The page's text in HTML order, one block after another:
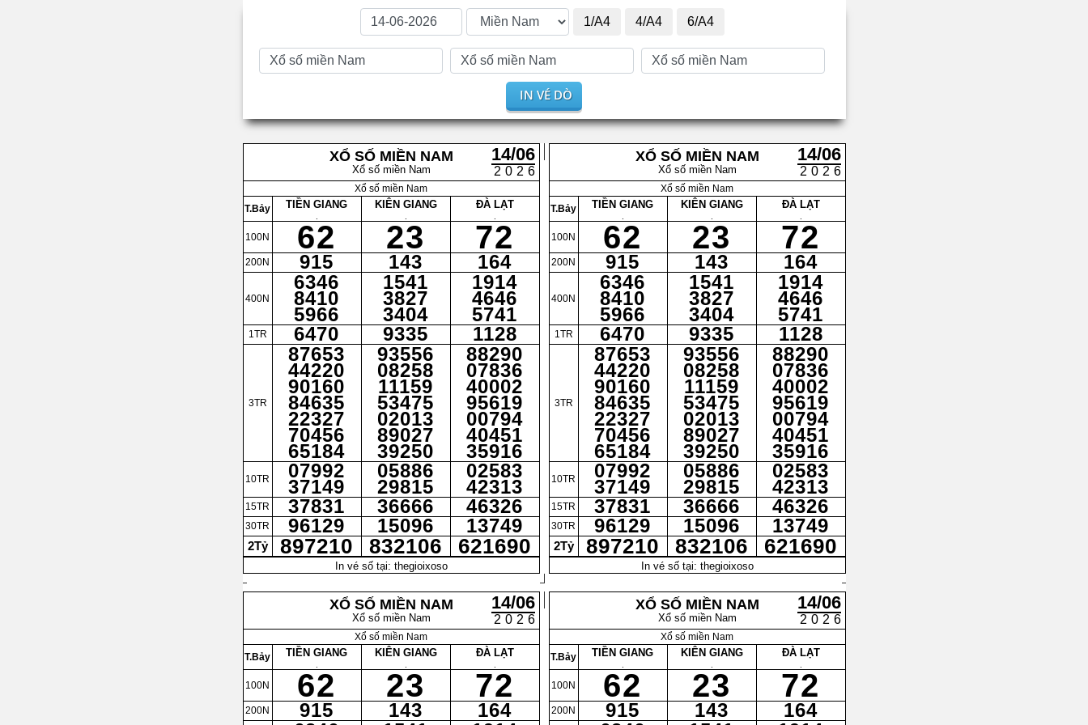
1/A4 4/A4 6/A4
IN VÉ DÒ
XỔ SỐ MIỀN NAM
Xổ số miền Nam
14/06
2026
Xổ số miền Nam
T.Bảy
100N
200N
400N
1TR
3TR
10TR
15TR
30TR
2Tỷ
TIỀN GIANG
62
915
6346
8410
5966
6470
87653
44220
90160
84635
22327
70456
65184
07992
37149
37831
96129
897210
KIÊN GIANG
23
143
1541
3827
3404
9335
93556
08258
11159
53475
02013
89027
39250
05886
29815
36666
15096
832106
ĐÀ LẠT
72
164
1914
4646
5741
1128
88290
07836
40002
95619
00794
40451
35916
02583
42313
46326
13749
621690
In vé số tại: thegioixoso
XỔ SỐ MIỀN NAM
Xổ số miền Nam
14/06
2026
Xổ số miền Nam
T.Bảy
100N
200N
400N
1TR
3TR
10TR
15TR
30TR
2Tỷ
TIỀN GIANG
62
915
6346
8410
5966
6470
87653
44220
90160
84635
22327
70456
65184
07992
37149
37831
96129
897210
KIÊN GIANG
23
143
1541
3827
3404
9335
93556
08258
11159
53475
02013
89027
39250
05886
29815
36666
15096
832106
ĐÀ LẠT
72
164
1914
4646
5741
1128
88290
07836
40002
95619
00794
40451
35916
02583
42313
46326
13749
621690
In vé số tại: thegioixoso
XỔ SỐ MIỀN NAM
Xổ số miền Nam
14/06
2026
Xổ số miền Nam
T.Bảy
100N
200N
TIỀN GIANG
62
915
KIÊN GIANG
23
143
ĐÀ LẠT
72
164
XỔ SỐ MIỀN NAM
Xổ số miền Nam
14/06
2026
Xổ số miền Nam
T.Bảy
100N
200N
TIỀN GIANG
62
915
KIÊN GIANG
23
143
ĐÀ LẠT
72
164